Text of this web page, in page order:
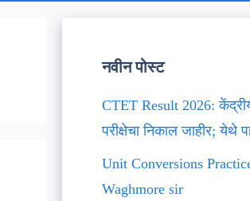
नवीन पोस्ट
CTET Result 2026:
परीक्षेचा निकाल जाहीर; येथे
Unit Conversions
Waghmore sir